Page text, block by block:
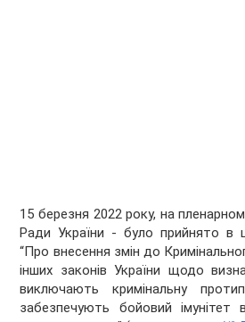
15 березня 2022 року, на
Ради України - було прийнято в
“Про внесення змін до
інших законів України щодо
виключають кримінальну
забезпечують бойовий імунітет